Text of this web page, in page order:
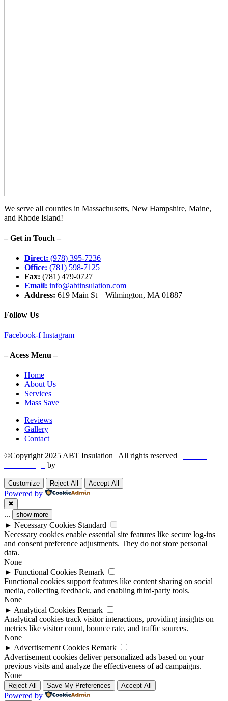
We serve all counties in Massachusetts, New Hampshire, Maine,
and Rhode Island!
– Get in Touch –
Direct: (978) 395-7236
Office: (781) 598-7125
Fax: (781) 479-0727
Email: info@abtinsulation.com
Address: 619 Main St – Wilmington, MA 01887
Follow Us
Facebook-f Instagram
– Acess Menu –
Home
About Us
Services
Mass Save
Reviews
Gallery
Contact
©Copyright 2025 ABT Insulation | All rights reserved |
by
Customize Reject All Accept All
Powered by
✖
... show more
► Necessary Cookies Standard
Necessary cookies enable essential site features like secure log-ins
and consent preference adjustments. They do not store personal
data.
None
► Functional Cookies Remark
Functional cookies support features like content sharing on social
media, collecting feedback, and enabling third-party tools.
None
► Analytical Cookies Remark
Analytical cookies track visitor interactions, providing insights on
metrics like visitor count, bounce rate, and traffic sources.
None
► Advertisement Cookies Remark
Advertisement cookies deliver personalized ads based on your
previous visits and analyze the effectiveness of ad campaigns.
None
Reject All Save My Preferences Accept All
Powered by